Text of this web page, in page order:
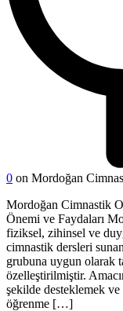
0 on Mordoğan
Mordoğan Cimnastik
Önemi ve Faydaları
fiziksel, zihinsel ve
cimnastik dersleri
grubuna uygun olarak
özelleştirilmiştir.
şekilde desteklemek
öğrenme […]